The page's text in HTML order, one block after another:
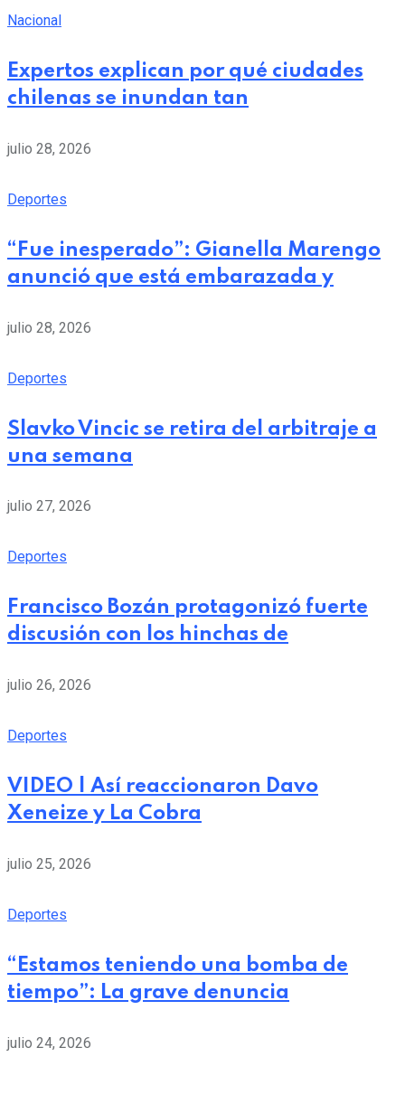
Nacional
Expertos explican por qué ciudades
chilenas se inundan tan
julio 28, 2026
Deportes
“Fue inesperado”: Gianella Marengo
anunció que está embarazada y
julio 28, 2026
Deportes
Slavko Vincic se retira del arbitraje a
una semana
julio 27, 2026
Deportes
Francisco Bozán protagonizó fuerte
discusión con los hinchas de
julio 26, 2026
Deportes
VIDEO | Así reaccionaron Davo
Xeneize y La Cobra
julio 25, 2026
Deportes
“Estamos teniendo una bomba de
tiempo”: La grave denuncia
julio 24, 2026